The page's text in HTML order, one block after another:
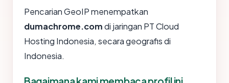
Pencarian GeoIP menempatkan
dumachrome.comdi jaringan PT Cloud
Hosting Indonesia, secara geografis di
Indonesia.